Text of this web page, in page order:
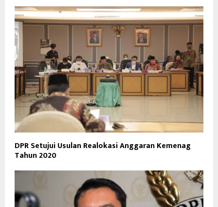
DPR Setujui Usulan Realokasi Anggaran Kemenag
Tahun 2020